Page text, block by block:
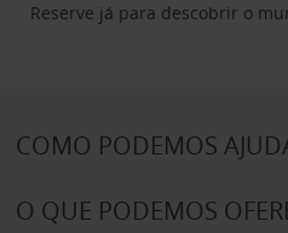
Reserve já para descobrir o
COMO PODEMOS
O QUE PODEMOS